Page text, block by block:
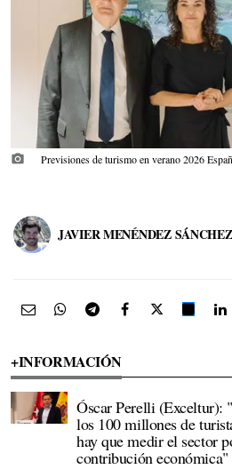
photo_camera
Previsiones de turismo en verano 2026
JAVIER MENÉNDEZ SÁNCHEZ
+INFORMACIÓN
Óscar Perelli (Exceltur):
los 100 millones de
hay que medir el sector
contribución económica"